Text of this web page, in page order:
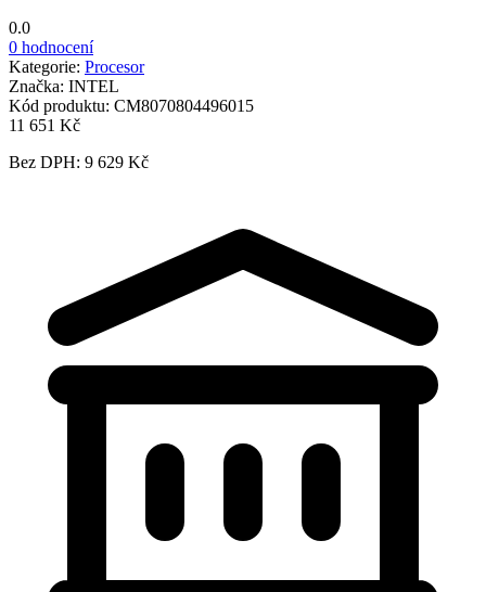
0.0
0 hodnocení
Kategorie: Procesor
Značka: INTEL
Kód produktu: CM8070804496015
11 651 Kč
Bez DPH: 9 629 Kč